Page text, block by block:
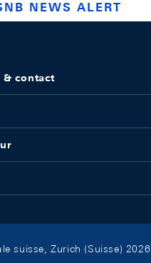
NEWS ALERT
& contact
suisse, Zurich (Suisse) 2026